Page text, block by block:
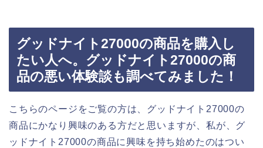
グッドナイト27000の商品を購入し
たい人へ。グッドナイト27000の商
品の悪い体験談も調べてみました！
こちらのページをご覧の方は、グッドナイト27000の
商品にかなり興味のある方だと思いますが、私が、グ
ッドナイト27000の商品に興味を持ち始めたのはつい